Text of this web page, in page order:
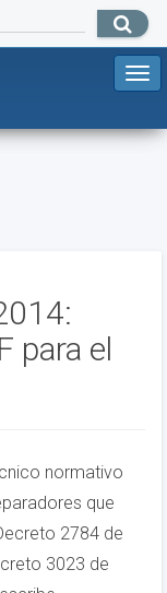
para el
normativo
que
2784 de
3023 de